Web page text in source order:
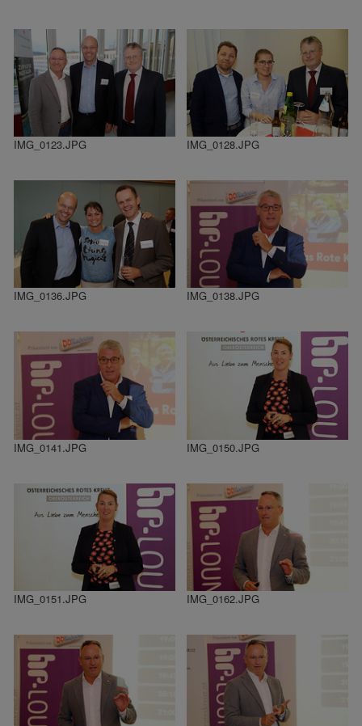
IMG_0123.JPG IMG_0128.JPG
IMG_0136.JPG IMG_0138.JPG
IMG_0141.JPG IMG_0150.JPG
IMG_0151.JPG IMG_0162.JPG